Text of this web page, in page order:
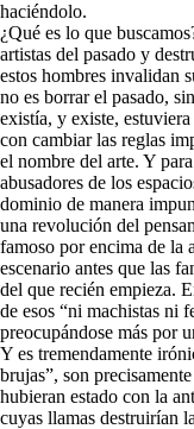
haciéndolo.
¿Qué es lo que
artistas del pasado y
estos hombres invalidan
no es borrar el pasado,
existía, y existe,
con cambiar las reglas
el nombre del arte. Y
abusadores de los
dominio de manera
una revolución del
famoso por encima de la
escenario antes que las
del que recién empieza.
de esos “ni machistas ni
preocupándose más por
Y es tremendamente
brujas”, son
hubieran estado con la
cuyas llamas destruirían